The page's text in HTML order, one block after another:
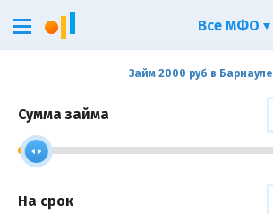
Займ 2000 руб в Барнауле
Сумма займа
На срок
Все МФО